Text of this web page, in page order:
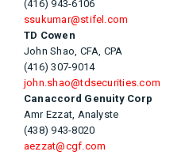
(416) 943-6106
ssukumar@stifel.com
TD Cowen
John Shao, CFA, CPA
(416) 307-9014
john.shao@tdsecurities.com
Canaccord Genuity Corp
Amr Ezzat, Analyste
(438) 943-8020
aezzat@cgf.com